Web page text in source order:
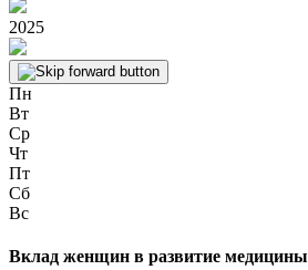
2025
Пн
Вт
Ср
Чт
Пт
Сб
Вс
Вклад женщин в развитие медицины